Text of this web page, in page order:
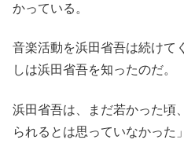
かっている。
音楽活動を浜田省吾は続けて
しは浜田省吾を知ったのだ。
浜田省吾は、まだ若かった頃
られるとは思っていなかった